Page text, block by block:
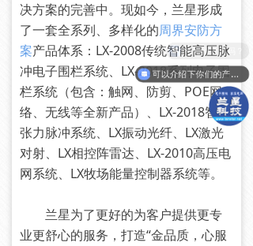
决方案的完善中。现如今，兰星形成
了一套全系列、多样化的周界安防方
案产品体系：LX-2008传统智能高压脉
冲电子围栏系统、LX-2018系列电子围
栏系统（包含：触网、防剪、POE网
络、无线等全新产品）、LX-2018智能
张力脉冲系统、LX振动光纤、LX激光
对射、LX相控阵雷达、LX-2010高压电
网系统、LX牧场能量控制器系统等。
兰星为了更好的为客户提供更专
业更舒心的服务，打造“金品质，心服
有周界方案吗？